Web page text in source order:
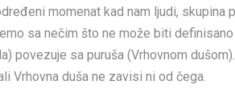
momenat kad nam ljudi,
sa nečim što ne može biti
povezuje sa puruša (Vrhovnom
Vrhovna duša ne zavisi ni od čega.